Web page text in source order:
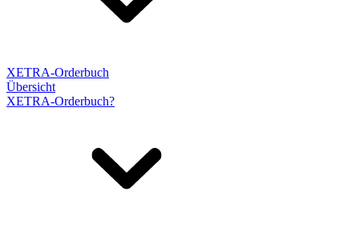
XETRA-Orderbuch
Übersicht
XETRA-Orderbuch?